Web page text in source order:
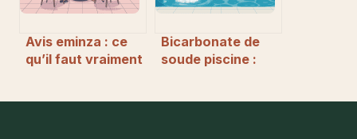
Avis eminza : ce
qu’il faut vraiment
Bicarbonate de
soude piscine :